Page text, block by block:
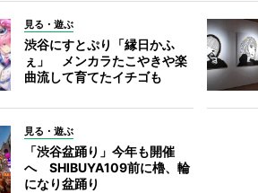
見る・遊ぶ
渋谷にすとぷり「縁日かふ
ぇ」 メンカラたこやきや楽
曲流して育てたイチゴも
見る・遊ぶ
「渋谷盆踊り」今年も開催
へ SHIBUYA109前に櫓、輪
になり盆踊り